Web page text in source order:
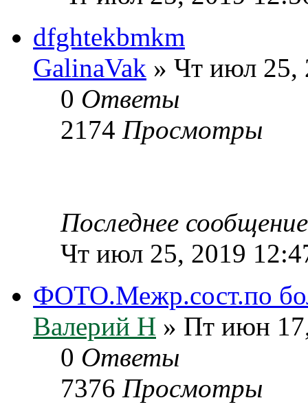
dfghtekbmkm
GalinaVak » Чт июл 25,
0 Ответы
2174 Просмотры
Последнее
Чт июл 25, 2019
ФОТО.Межр.сост.по
Валерий Н » Пт июн
0 Ответы
7376 Просмотры